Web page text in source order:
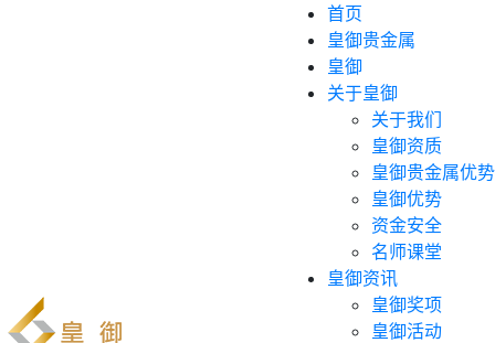
首页
皇御贵金属
皇御
关于皇御
关于我们
皇御资质
皇御贵金属优势
皇御优势
资金安全
名师课堂
皇御资讯
皇御奖项
皇御活动